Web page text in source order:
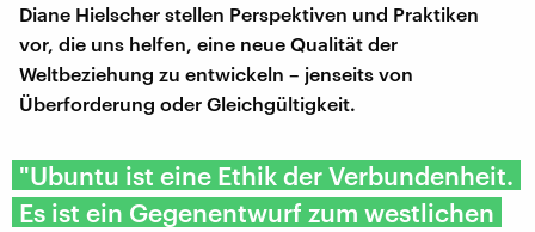
Diane Hielscher stellen Perspektiven und Praktiken
vor, die uns helfen, eine neue Qualität der
Weltbeziehung zu entwickeln – jenseits von
Überforderung oder Gleichgültigkeit.
"Ubuntu ist eine Ethik der Verbundenheit.
Es ist ein Gegenentwurf zum westlichen